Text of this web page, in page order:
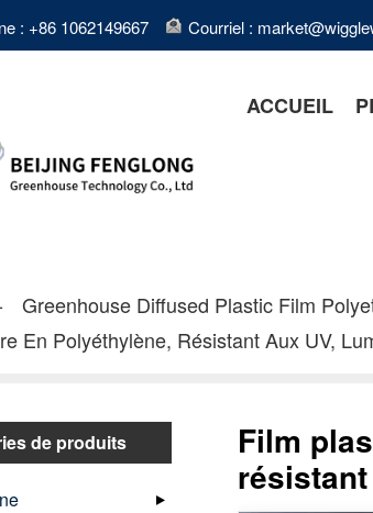
: +86 1062149667 Courriel :
ACCUEIL
Greenhouse Diffused Plastic Film
En Polyéthylène, Résistant Aux UV,
de produits
Film